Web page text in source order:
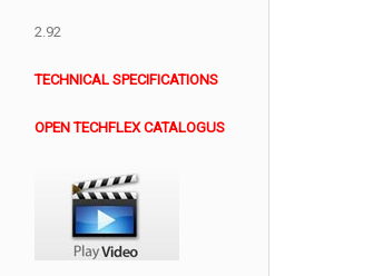
2.92
TECHNICAL SPECIFICATIONS
OPEN TECHFLEX CATALOGUS